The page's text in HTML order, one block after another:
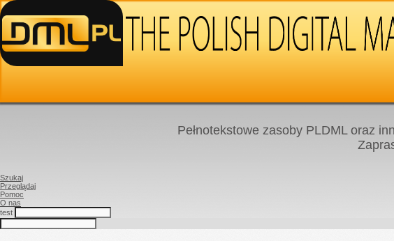
Pełnotekstowe zasoby PLDML oraz
Szukaj
Przeglądaj
Pomoc
O nas
test